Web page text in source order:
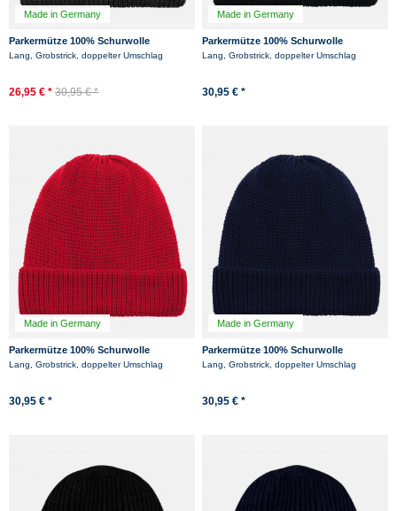
Made in Germany
Parkermütze 100% Schurwolle
Hanseheld Strickmütze Wolle -
Lang, Grobstrick, doppelter Umschlag
26,95 € * 30,95 € *
Made in Germany
Parkermütze 100% Schurwolle
Hanseheld Strickmütze Wolle - Schwarz
Lang, Grobstrick, doppelter Umschlag
30,95 € *
Made in Germany
Parkermütze 100% Schurwolle
Hanseheld Strickmütze Wolle - Rot
Lang, Grobstrick, doppelter Umschlag
30,95 € *
Made in Germany
Parkermütze 100% Schurwolle
Hanseheld Strickmütze Wolle - Marine
Lang, Grobstrick, doppelter Umschlag
30,95 € *